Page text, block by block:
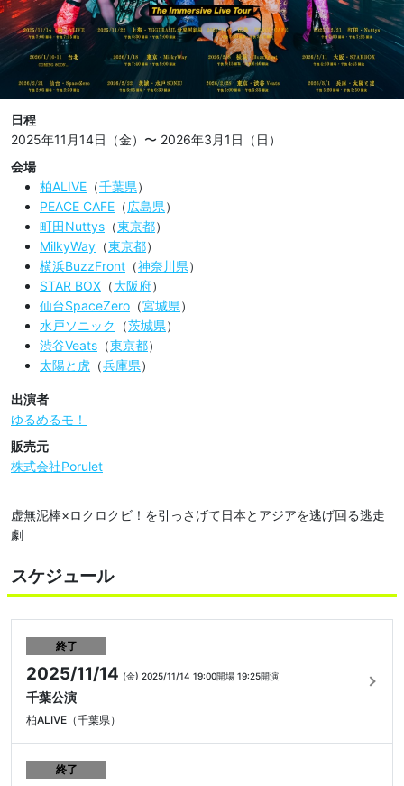
日程
2025年11月14日（金）〜 2026年3月1日（日）
会場
柏ALIVE （千葉県）
PEACE CAFE （広島県）
町田Nuttys （東京都）
MilkyWay （東京都）
横浜BuzzFront （神奈川県）
STAR BOX （大阪府）
仙台SpaceZero （宮城県）
水戸ソニック
（茨城県）
渋谷Veats （東京都）
太陽と虎 （兵庫県）
出演者
ゆるめるモ！
販売元
株式会社Porulet
虚無泥棒×ロクロクビ！を引っさげて日本とアジアを逃げ回る逃走
劇
スケジュール
終了
2025/11/14 (金) 2025/11/14 19:00開場 19:25開演
千葉公演
柏ALIVE（千葉県）
終了